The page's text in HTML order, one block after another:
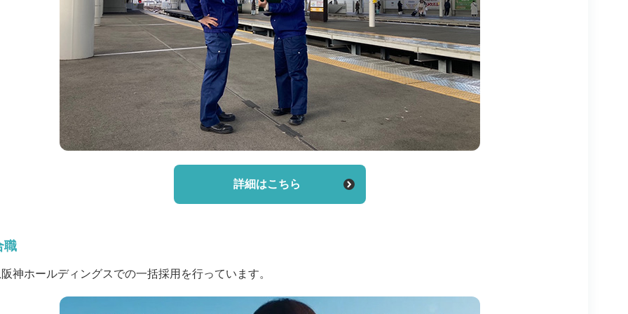
詳細はこちら
職
神ホールディングスでの一括採用を行っています。